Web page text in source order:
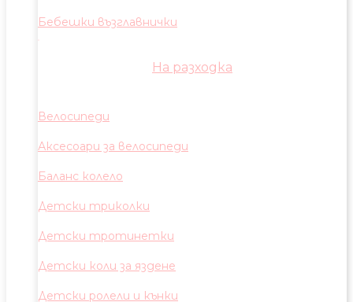
Бебешки възглавнички
На разходка
Велосипеди
Аксесоари за велосипеди
Баланс колело
Детски триколки
Детски тротинетки
Детски коли за яздене
Детски ролели и кънки